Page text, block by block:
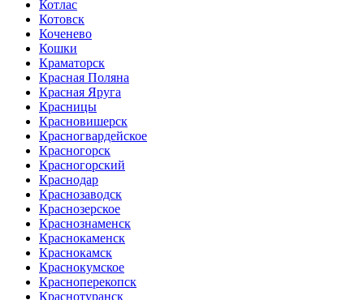
Котлас
Котовск
Коченево
Кошки
Краматорск
Красная Поляна
Красная Яруга
Красницы
Красновишерск
Красногвардейское
Красногорск
Красногорский
Краснодар
Краснозаводск
Краснозерское
Краснознаменск
Краснокаменск
Краснокамск
Краснокумское
Красноперекопск
Краснотуранск